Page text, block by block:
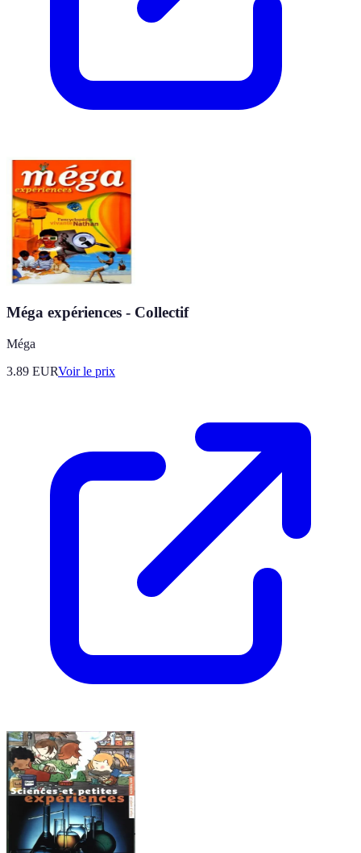
Méga expériences - Collectif
Méga
3.89 EURVoir le prix